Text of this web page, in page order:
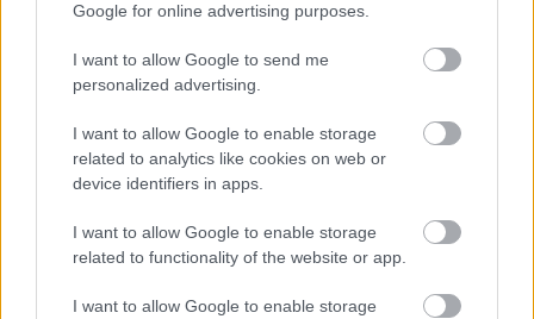
Google for online advertising purposes.
I want to allow Google to send me
personalized advertising.
I want to allow Google to enable storage
related to analytics like cookies on web or
device identifiers in apps.
I want to allow Google to enable storage
related to functionality of the website or app.
I want to allow Google to enable storage
Paks II.: Mit jelent az 5. blokk új
mérföldköve a felülvizsgálat
árnyékában?
Fontos a postaládákba költöző
széncinegék védelme
Amire többmillióan vártunk: szombattól
másodfokúra csökken a riasztás